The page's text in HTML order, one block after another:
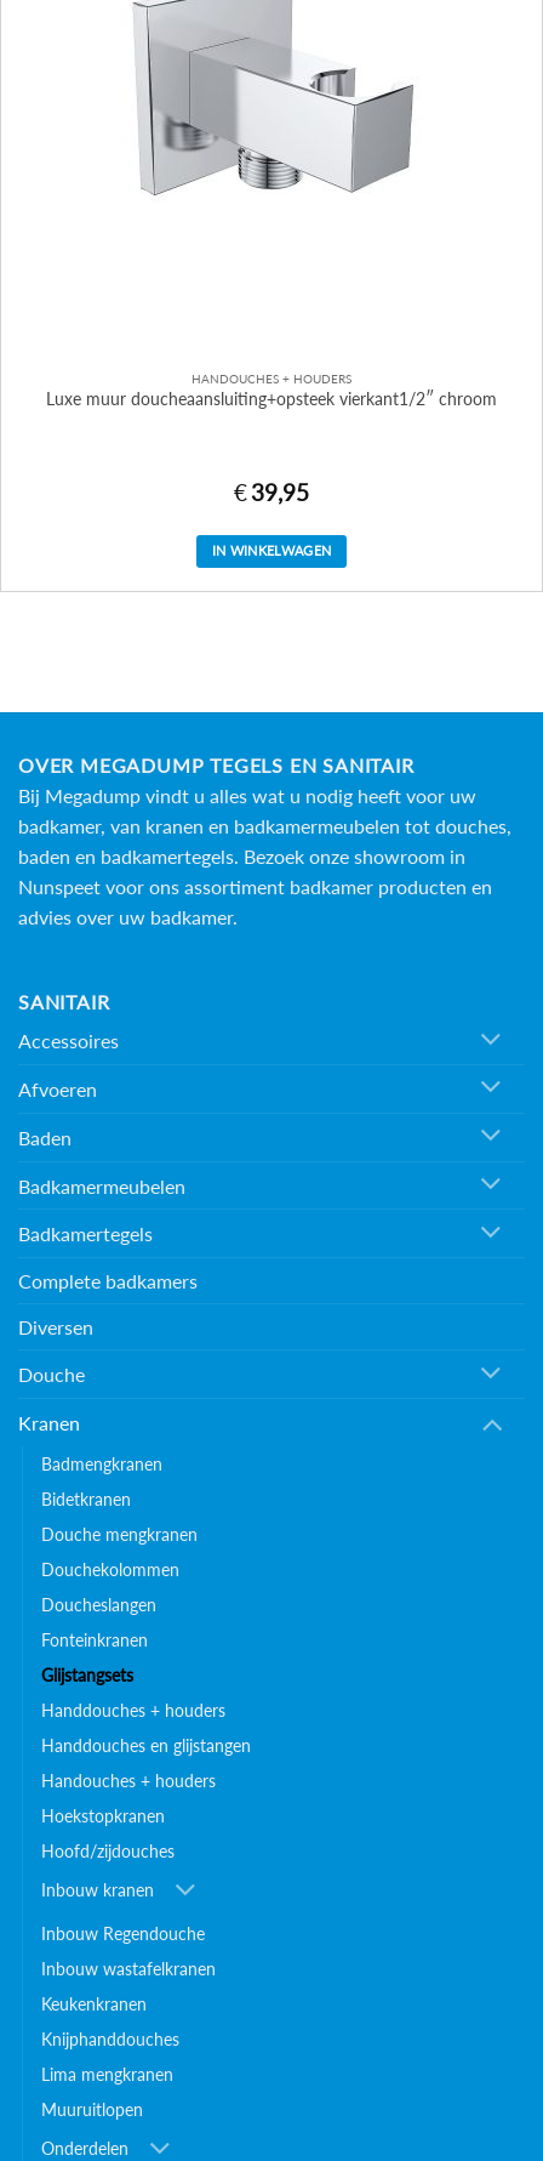
HANDOUCHES + HOUDERS
Luxe muur doucheaansluiting+opsteek vierkant1/2″ chroom
€39,95
IN WINKELWAGEN
OVER MEGADUMP TEGELS EN SANITAIR
Bij Megadump vindt u alles wat u nodig heeft voor uw
badkamer, van kranen en badkamermeubelen tot douches,
baden en badkamertegels. Bezoek onze showroom in
Nunspeet voor ons assortiment badkamer producten en
advies over uw badkamer.
SANITAIR
Accessoires
Afvoeren
Baden
Badkamermeubelen
Badkamertegels
Complete badkamers
Diversen
Douche
Kranen
Badmengkranen
Bidetkranen
Douche mengkranen
Douchekolommen
Doucheslangen
Fonteinkranen
Glijstangsets
Handdouches + houders
Handdouches en glijstangen
Handouches + houders
Hoekstopkranen
Hoofd/zijdouches
Inbouw kranen
Inbouw Regendouche
Inbouw wastafelkranen
Keukenkranen
Knijphanddouches
Lima mengkranen
Muuruitlopen
Onderdelen